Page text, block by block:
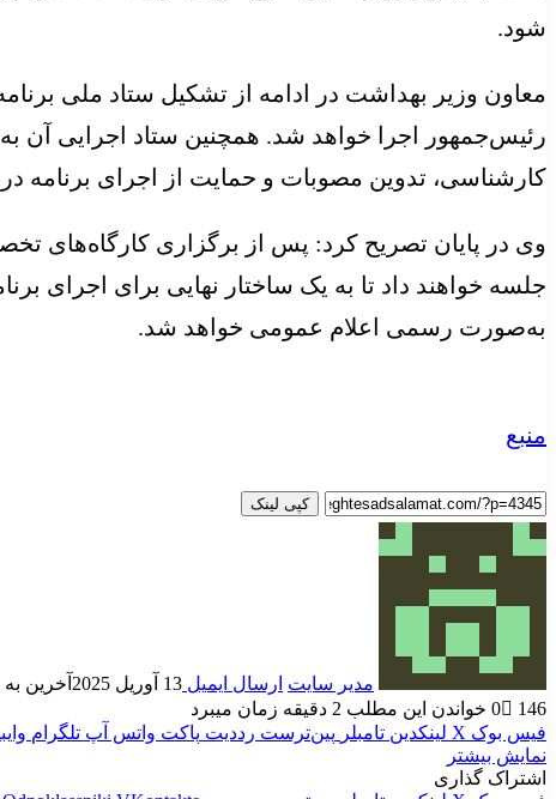
شود.
معاون وزیر بهداشت در ادامه از تشکیل ستاد ملی
کارشناسی، تدوین مصوبات و حمایت از اجرای
وی در پایان تصریح کرد: پس از برگزاری کارگاه‌های
جلسه خواهند داد تا به یک ساختار نهایی برای اجرای
به‌صورت رسمی اعلام عمومی خواهد شد.
منبع
کپی لینک
مدیر سایت ارسال ایمیل 13 آوریل 2025
آخرین به روز
0
146
خواندن این مطلب 2 دقیقه زمان میبرد
فیس بوک X لینکدین ‫تامبلر ‫پین‌ترست ‫رددیت پاکت واتس آپ تلگرام
نمایش بیشتر
اشتراک گذاری